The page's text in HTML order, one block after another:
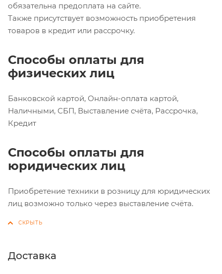
обязательна предоплата на сайте.
Также присутствует возможность приобретения
товаров в кредит или рассрочку.
Способы оплаты для
физических лиц
Банковской картой, Онлайн-оплата картой,
Наличными, СБП, Выставление счёта, Рассрочка,
Кредит
Способы оплаты для
юридических лиц
Приобретение техники в розницу для юридических
лиц возможно только через выставление счёта.
Доставка